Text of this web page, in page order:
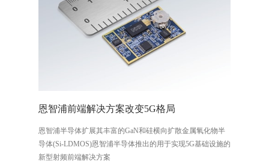
恩智浦前端解决方案改变5G格局
恩智浦半导体扩展其丰富的GaN和硅横向扩散金属氧化物半
导体(Si-LDMOS)恩智浦半导体推出的用于实现5G基础设施的
新型射频前端解决方案